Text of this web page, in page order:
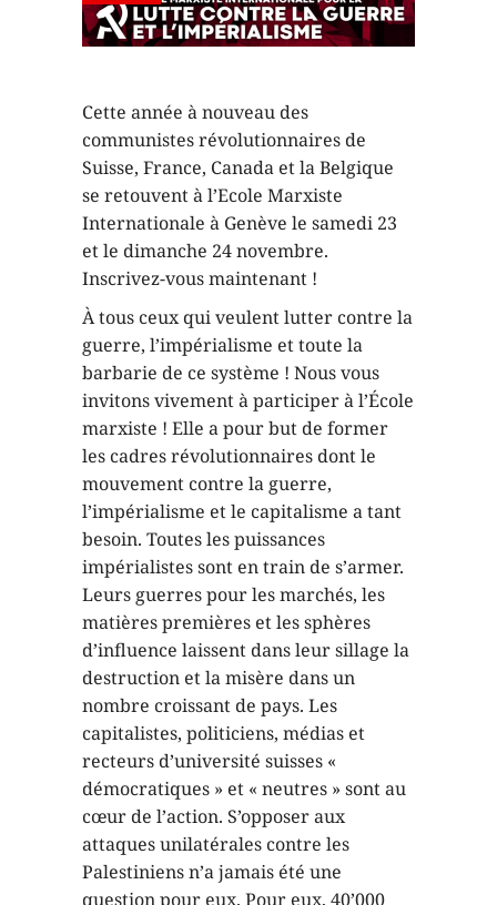
Cette année à nouveau des
communistes révolutionnaires de
Suisse, France, Canada et la Belgique
se retouvent à l’Ecole Marxiste
Internationale à Genève le samedi 23
et le dimanche 24 novembre.
Inscrivez-vous maintenant !
À tous ceux qui veulent lutter contre la
guerre, l’impérialisme et toute la
barbarie de ce système ! Nous vous
invitons vivement à participer à l’École
marxiste ! Elle a pour but de former
les cadres révolutionnaires dont le
mouvement contre la guerre,
l’impérialisme et le capitalisme a tant
besoin. Toutes les puissances
impérialistes sont en train de s’armer.
Leurs guerres pour les marchés, les
matières premières et les sphères
d’influence laissent dans leur sillage la
destruction et la misère dans un
nombre croissant de pays. Les
capitalistes, politiciens, médias et
recteurs d’université suisses «
démocratiques » et « neutres » sont au
cœur de l’action. S’opposer aux
attaques unilatérales contre les
Palestiniens n’a jamais été une
question pour eux. Pour eux, 40’000